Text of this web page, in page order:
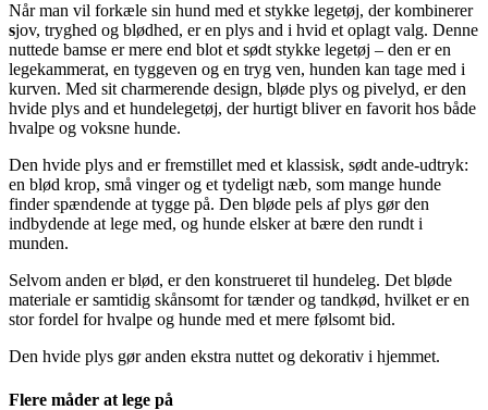
Når man vil forkæle sin hund med et stykke legetøj, der kombinerer
sjov, tryghed og blødhed, er en plys and i hvid et oplagt valg. Denne
nuttede bamse er mere end blot et sødt stykke legetøj – den er en
legekammerat, en tyggeven og en tryg ven, hunden kan tage med i
kurven. Med sit charmerende design, bløde plys og pivelyd, er den
hvide plys and et hundelegetøj, der hurtigt bliver en favorit hos både
hvalpe og voksne hunde.
Den hvide plys and er fremstillet med et klassisk, sødt ande-udtryk:
en blød krop, små vinger og et tydeligt næb, som mange hunde
finder spændende at tygge på. Den bløde pels af plys gør den
indbydende at lege med, og hunde elsker at bære den rundt i
munden.
Selvom anden er blød, er den konstrueret til hundeleg. Det bløde
materiale er samtidig skånsomt for tænder og tandkød, hvilket er en
stor fordel for hvalpe og hunde med et mere følsomt bid.
Den hvide plys gør anden ekstra nuttet og dekorativ i hjemmet.
Flere måder at lege på